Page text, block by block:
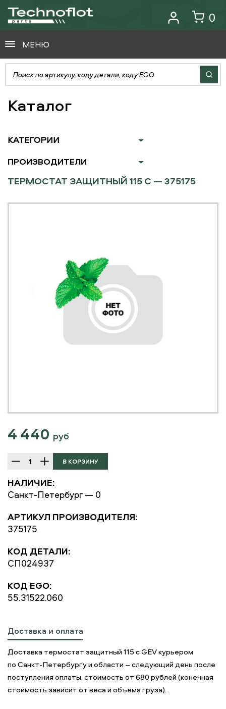
0
МЕНЮ
Каталог
КАТЕГОРИИ
ПРОИЗВОДИТЕЛИ
ТЕРМОСТАТ ЗАЩИТНЫЙ 115 С — 375175
4 440 руб
НАЛИЧИЕ:
Санкт-Петербург — 0
АРТИКУЛ ПРОИЗВОДИТЕЛЯ:
375175
КОД ДЕТАЛИ:
СП024937
КОД EGO:
55.31522.060
Доставка и оплата
Доставка термостат защитный 115 с GEV курьером
по Санкт-Петербургу и области – следующий день после
поступления оплаты, стоимость от 680 рублей (конечная
стоимость зависит от веса и объема груза).